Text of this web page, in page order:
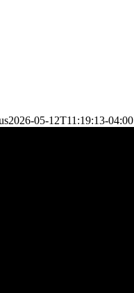
2026-05-12T11:19:13-04:00